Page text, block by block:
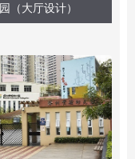
园（大厅设计）